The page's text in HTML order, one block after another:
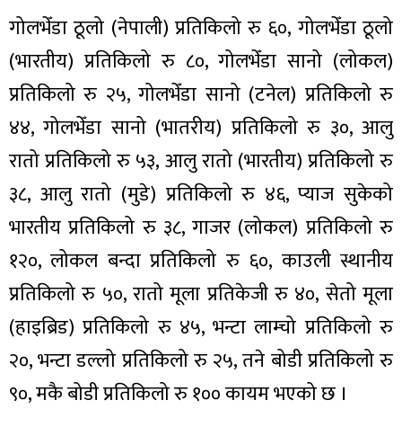
गोलभेँडा ठूलो (नेपाली) प्रतिकिलो रु ६०, गोलभेँडा ठूलो
(भारतीय) प्रतिकिलो रु ८०, गोलभेँडा सानो (लोकल)
प्रतिकिलो रु २५, गोलभेँडा सानो (टनेल) प्रतिकिलो रु
४४, गोलभेँडा सानो (भातरीय) प्रतिकिलो रु ३०, आलु
रातो प्रतिकिलो रु ५३, आलु रातो (भारतीय) प्रतिकिलो रु
३८, आलु रातो (मुडे) प्रतिकिलो रु ४६, प्याज सुकेको
भारतीय प्रतिकिलो रु ३८, गाजर (लोकल) प्रतिकिलो रु
१२०, लोकल बन्दा प्रतिकिलो रु ६०, काउली स्थानीय
प्रतिकिलो रु ५०, रातो मूला प्रतिकेजी रु ४०, सेतो मूला
(हाइब्रिड) प्रतिकिलो रु ४५, भन्टा लाम्चो प्रतिकिलो रु
२०, भन्टा डल्लो प्रतिकिलो रु २५, तने बोडी प्रतिकिलो रु
९०, मकै बोडी प्रतिकिलो रु १०० कायम भएको छ ।